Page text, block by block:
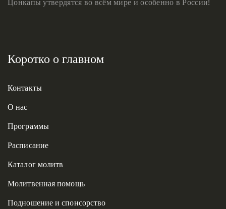
Цонкапы утвердятся во всём мире и особенно в России!
Коротко о главном
Контакты
О нас
Программы
Расписание
Каталог молитв
Молитвенная помощь
Подношение и спонсорство